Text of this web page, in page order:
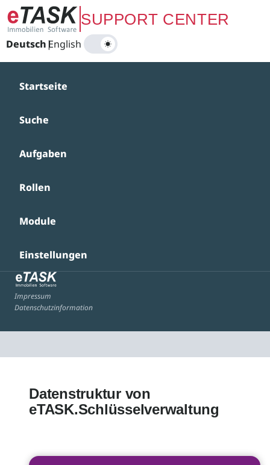
Zum Hauptinhalt springenSUPPORT CENTER
Deutsch|
English
Startseite
Suche
Aufgaben
Rollen
Module
Einstellungen
Impressum
Datenschutzinformation
Datenstruktur von
eTASK.Schlüsselverwaltung